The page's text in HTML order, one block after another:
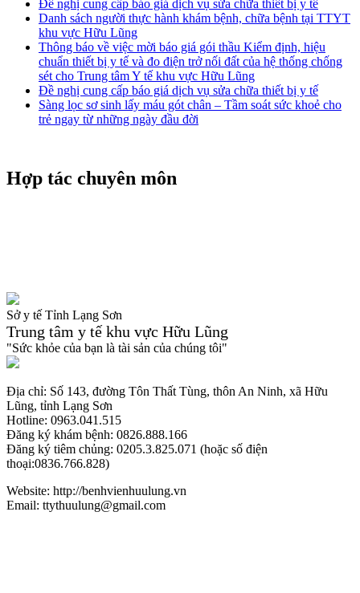
Đề nghị cung cấp báo giá dịch vụ sửa chữa thiết bị y tế
Danh sách người thực hành khám bệnh, chữa bệnh tại TTYT
khu vực Hữu Lũng
Thông báo về việc mời báo giá gói thầu Kiểm định, hiệu
chuẩn thiết bị y tế và đo điện trở nối đất của hệ thống chống
sét cho Trung tâm Y tế khu vực Hữu Lũng
Đề nghị cung cấp báo giá dịch vụ sửa chữa thiết bị y tế
Sàng lọc sơ sinh lấy máu gót chân – Tầm soát sức khoẻ cho
trẻ ngay từ những ngày đầu đời
Hợp tác chuyên môn
Sở y tế Tỉnh Lạng Sơn
Trung tâm y tế khu vực Hữu Lũng
"Sức khỏe của bạn là tài sản của chúng tôi"
Địa chỉ: Số 143, đường Tôn Thất Tùng, thôn An Ninh, xã Hữu
Lũng, tỉnh Lạng Sơn
Hotline: 0963.041.515
Đăng ký khám bệnh: 0826.888.166
Đăng ký tiêm chủng: 0205.3.825.071 (hoặc số điện
thoại:0836.766.828)
Website: http://benhvienhuulung.vn
Email: ttythuulung@gmail.com